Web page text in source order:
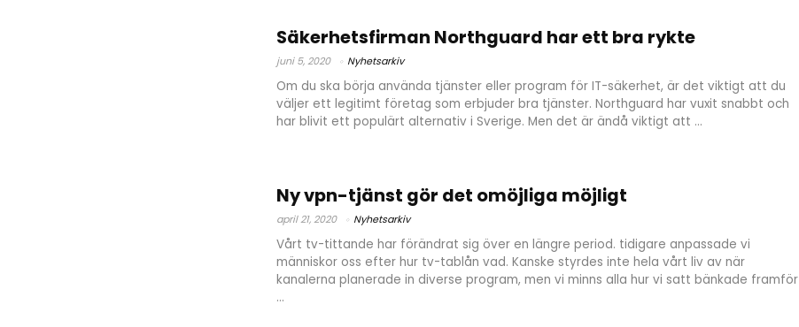
Säkerhetsfirman Northguard har ett bra rykte
juni 5, 2020 Nyhetsarkiv
Om du ska börja använda tjänster eller program för IT-säkerhet, är det viktigt att du
väljer ett legitimt företag som erbjuder bra tjänster. Northguard har vuxit snabbt och
har blivit ett populärt alternativ i Sverige. Men det är ändå viktigt att ...
Ny vpn-tjänst gör det omöjliga möjligt
april 21, 2020 Nyhetsarkiv
Vårt tv-tittande har förändrat sig över en längre period. tidigare anpassade vi
människor oss efter hur tv-tablån vad. Kanske styrdes inte hela vårt liv av när
kanalerna planerade in diverse program, men vi minns alla hur vi satt bänkade framför
...